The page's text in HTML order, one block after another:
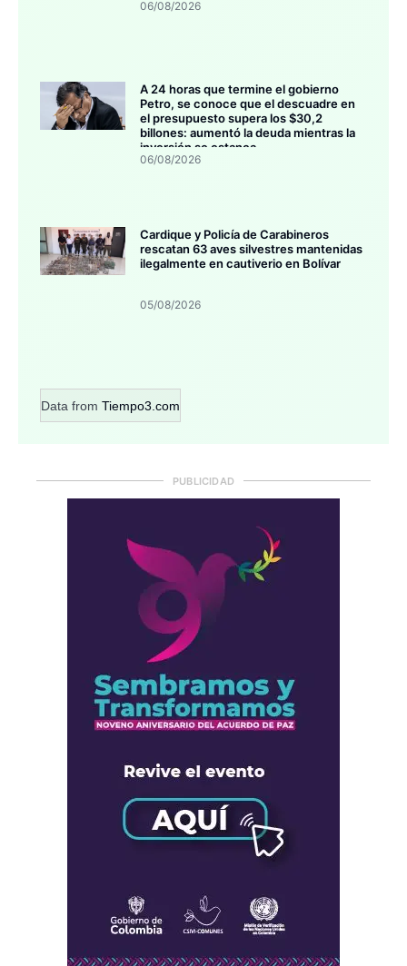
06/08/2026
A 24 horas que termine el gobierno
Petro, se conoce que el descuadre en
el presupuesto supera los $30,2
billones: aumentó la deuda mientras la
inversión se estanca
06/08/2026
Cardique y Policía de Carabineros
rescatan 63 aves silvestres mantenidas
ilegalmente en cautiverio en Bolívar
05/08/2026
Data from Tiempo3.com
PUBLICIDAD